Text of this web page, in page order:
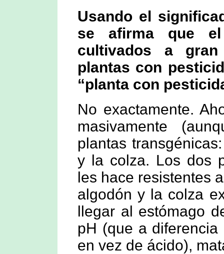
Usando el
se afirma que el
cultivados a
plantas con
“planta con
No exactamente.
masivamente
plantas
y la colza. Los dos
les hace resistentes
algodón y la colza
llegar al estómago
pH (que a
en vez de ácido),